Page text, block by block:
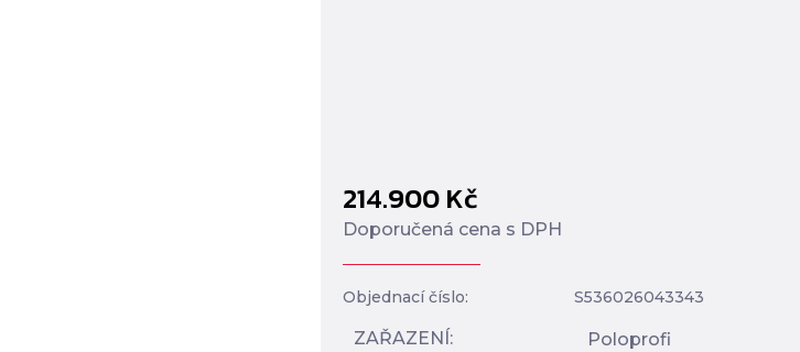
214.900Kč
Doporučená cena s DPH
Objednací číslo: S536026043343
ZAŘAZENÍ Poloprofi